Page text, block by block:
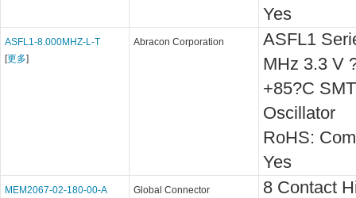
Yes
ASFL1-8.000MHZ-L-T
[更多]
Abracon Corporation
ASFL1
MHz 3.3 V
+85?C
Oscillator
RoHS:
Yes
MEM2067-02-180-00-A
Global Connector
8 Contact